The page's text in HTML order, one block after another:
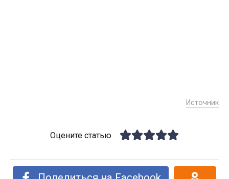
Источник
Оцените статью